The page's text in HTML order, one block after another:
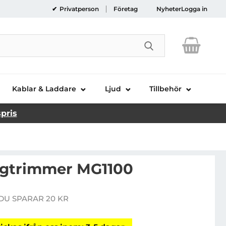
Privatperson Företag NyheterLogga in
Genomför
Kablar & Laddare Ljud Tillbehör
MG1100
pris
SPARAR 20 KR